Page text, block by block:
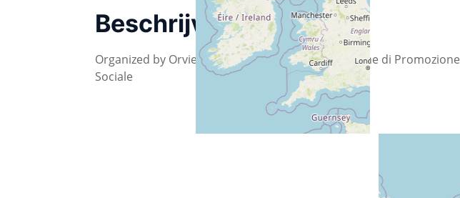
Beschrijving
Organized by Orvieto Linux User Group Associazione di Promozione
Sociale